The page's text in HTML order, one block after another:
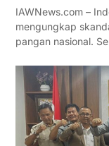
IAWNews.com –
mengungkap
pangan nasional.